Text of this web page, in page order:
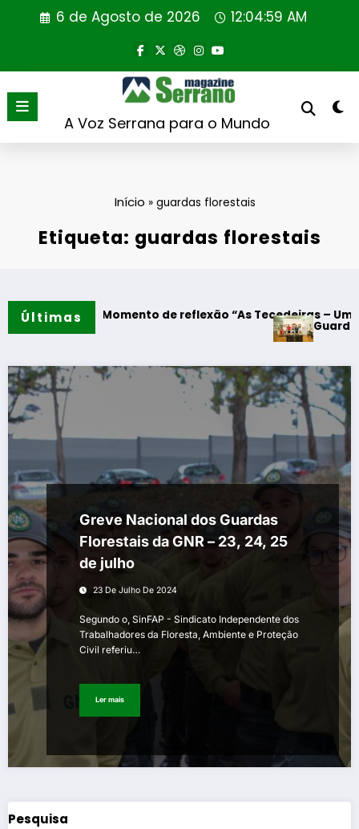
6 de Agosto de 2026 12:04:59 AM
A Voz Serrana para o Mundo
Início » guardas florestais
Etiqueta: guardas florestais
Últimas
– Momento de reflexão “As Tecedeiras – Uma Questão
Guarda –
Greve Nacional dos Guardas
Florestais da GNR – 23, 24, 25
de julho
23 De Julho De 2024
Segundo o, SinFAP - Sindicato Independente dos
Trabalhadores da Floresta, Ambiente e Proteção
Civil referiu…
Ler mais
Pesquisa